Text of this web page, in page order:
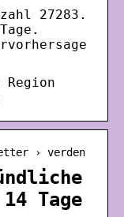
27283.
› verden
Tage